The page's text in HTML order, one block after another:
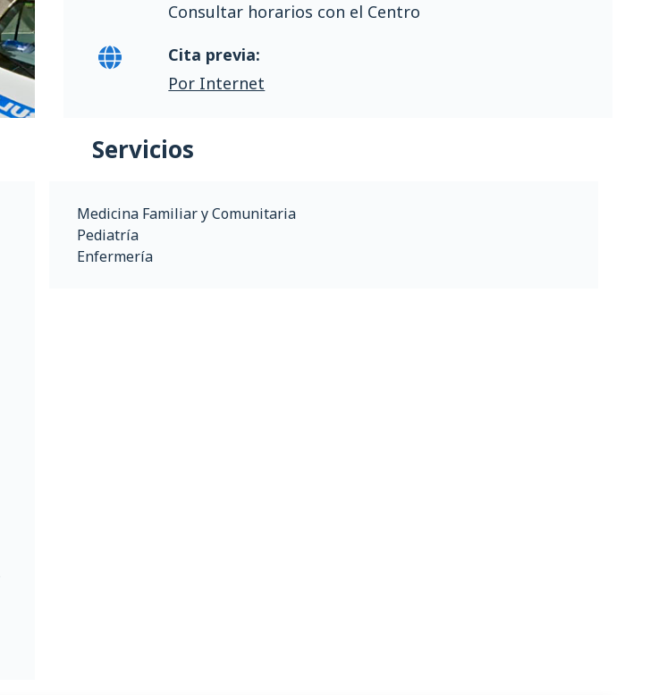
Consultar horarios con el Centro
Cita previa:
Por Internet
Servicios
Medicina Familiar y Comunitaria
Pediatría
Enfermería